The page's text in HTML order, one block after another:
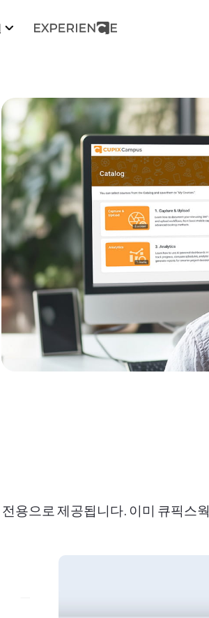
용으로 제공됩니다. 이미 큐픽스